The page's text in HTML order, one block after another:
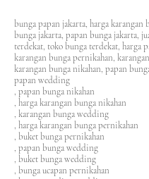
bunga papan jakarta, harga karangan
bunga jakarta, papan bunga jakarta,
terdekat, toko bunga terdekat, harga
karangan bunga pernikahan,
karangan bunga nikahan, papan
papan wedding
, papan bunga nikahan
, harga karangan bunga nikahan
, karangan bunga wedding
, harga karangan bunga pernikahan
, buket bunga pernikahan
, papan bunga wedding
, buket bunga wedding
, bunga ucapan pernikahan